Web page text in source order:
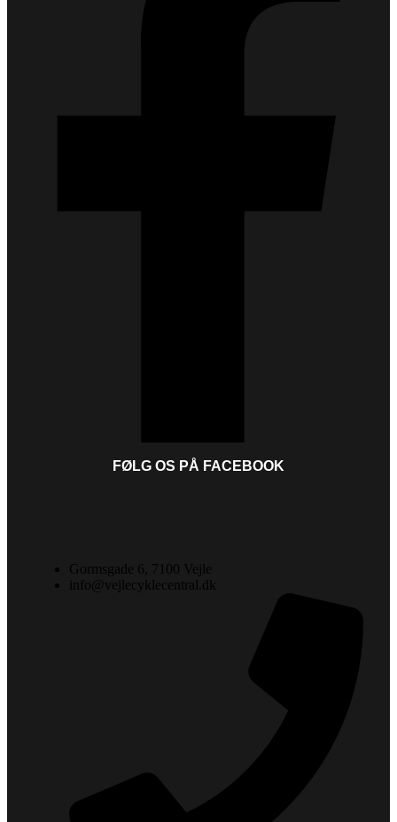
FØLG OS PÅ FACEBOOK
Gormsgade 6, 7100 Vejle
info@vejlecyklecentral.dk